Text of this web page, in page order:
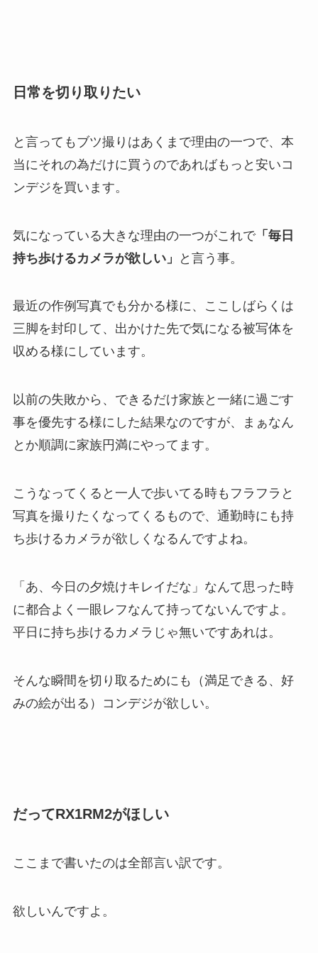
日常を切り取りたい
と言ってもブツ撮りはあくまで理由の一つで、本
当にそれの為だけに買うのであればもっと安いコ
ンデジを買います。
気になっている大きな理由の一つがこれで「毎日
持ち歩けるカメラが欲しい」
と言う事。
最近の作例写真でも分かる様に、ここしばらくは
三脚を封印して、出かけた先で気になる被写体を
収める様にしています。
以前の失敗から、できるだけ家族と一緒に過ごす
事を優先する様にした結果なのですが、まぁなん
とか順調に家族円満にやってます。
こうなってくると一人で歩いてる時もフラフラと
写真を撮りたくなってくるもので、通勤時にも持
ち歩けるカメラが欲しくなるんですよね。
「あ、今日の夕焼けキレイだな」なんて思った時
に都合よく一眼レフなんて持ってないんですよ。
平日に持ち歩けるカメラじゃ無いですあれは。
そんな瞬間を切り取るためにも（満足できる、好
みの絵が出る）コンデジが欲しい。
だってRX1RM2がほしい
ここまで書いたのは全部言い訳です。
欲しいんですよ。